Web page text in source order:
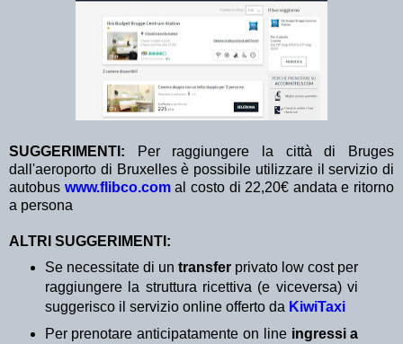
SUGGERIMENTI:
Per raggiungere la città di Bruges
dall'aeroporto di Bruxelles è possibile utilizzare il servizio di
autobus www.flibco.com al costo di 22,20€ andata e ritorno
a persona
ALTRI SUGGERIMENTI:
Se necessitate di un transfer privato low cost per
raggiungere la struttura ricettiva (e viceversa) vi
suggerisco il servizio online offerto da KiwiTaxi
Per prenotare anticipatamente on line ingressi a